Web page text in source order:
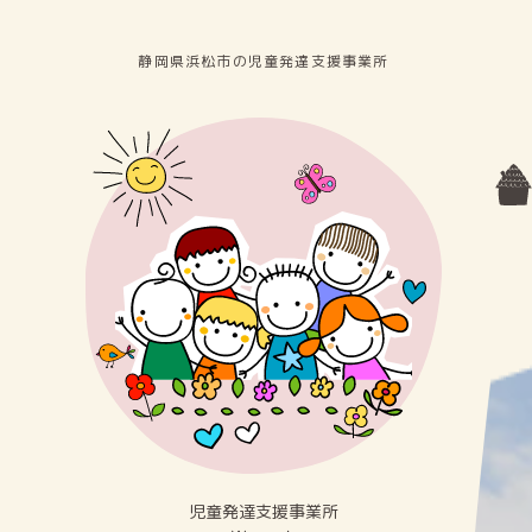
静岡県浜松市の児童発達⽀援事業所
児童発達⽀援事業所